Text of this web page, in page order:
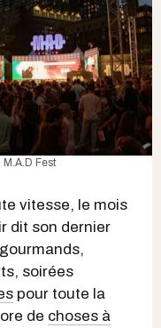
M.A.D Fest
vitesse, le mois
dit son dernier
soirées
pour toute la
de choses à